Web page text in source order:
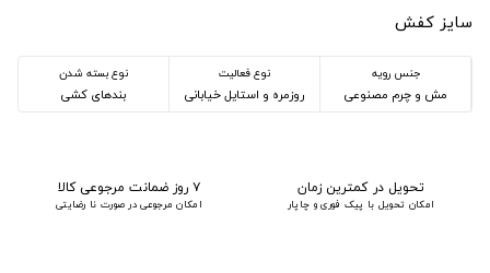
سایز کفش
جنس رویه
مش و چرم مصنوعی
نوع فعالیت
روزمره و استایل خیابانی
نوع بسته شدن
بندهای کشی
تحویل در کمترین زمان
امکان تحویل با پیک فوری و چاپار
۷ روز ضمانت مرجوعی کالا
امکان مرجوعی در صورت نا رضایتی